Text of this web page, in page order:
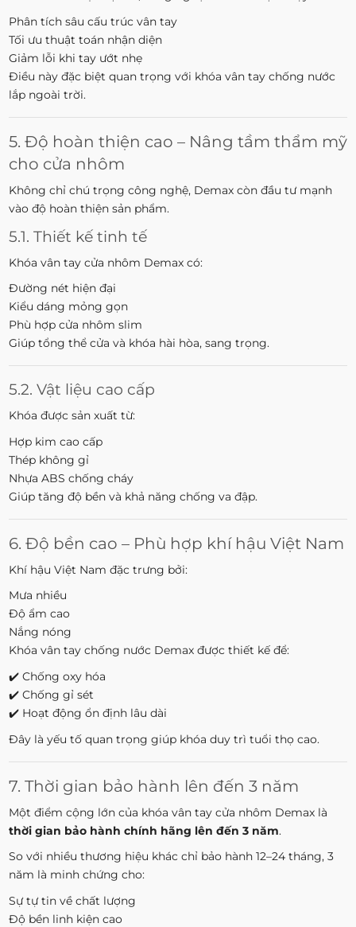
Phân tích sâu cấu trúc vân tay
Tối ưu thuật toán nhận diện
Giảm lỗi khi tay ướt nhẹ
Điều này đặc biệt quan trọng với khóa vân tay chống nước
lắp ngoài trời.
5. Độ hoàn thiện cao – Nâng tầm thẩm mỹ
cho cửa nhôm
Không chỉ chú trọng công nghệ, Demax còn đầu tư mạnh
vào độ hoàn thiện sản phẩm.
5.1. Thiết kế tinh tế
Khóa vân tay cửa nhôm Demax có:
Đường nét hiện đại
Kiểu dáng mỏng gọn
Phù hợp cửa nhôm slim
Giúp tổng thể cửa và khóa hài hòa, sang trọng.
5.2. Vật liệu cao cấp
Khóa được sản xuất từ:
Hợp kim cao cấp
Thép không gỉ
Nhựa ABS chống cháy
Giúp tăng độ bền và khả năng chống va đập.
6. Độ bền cao – Phù hợp khí hậu Việt Nam
Khí hậu Việt Nam đặc trưng bởi:
Mưa nhiều
Độ ẩm cao
Nắng nóng
Khóa vân tay chống nước Demax được thiết kế để:
✔️ Chống oxy hóa
✔️ Chống gỉ sét
✔️ Hoạt động ổn định lâu dài
Đây là yếu tố quan trọng giúp khóa duy trì tuổi thọ cao.
7. Thời gian bảo hành lên đến 3 năm
Một điểm cộng lớn của khóa vân tay cửa nhôm Demax là
thời gian bảo hành chính hãng lên đến 3 năm.
So với nhiều thương hiệu khác chỉ bảo hành 12–24 tháng, 3
năm là minh chứng cho:
Sự tự tin về chất lượng
Độ bền linh kiện cao